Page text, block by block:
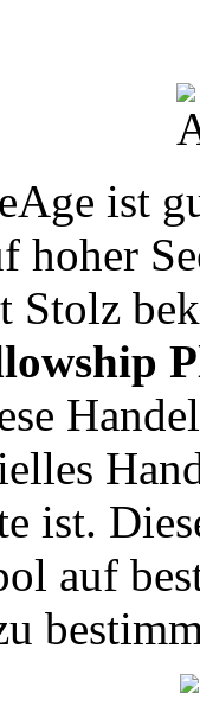
ist
hoher
Stolz
ist.
auf